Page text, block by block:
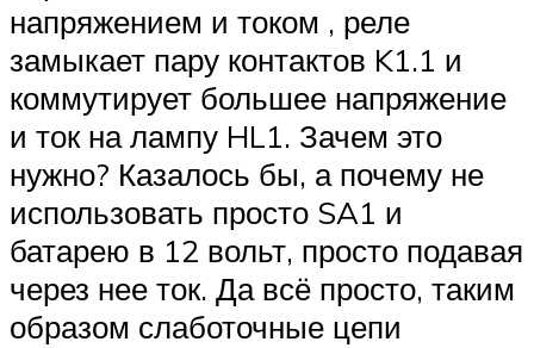
напряжением и током , реле
замыкает пару контактов K1.1 и
коммутирует большее напряжение
и ток на лампу HL1. Зачем это
нужно? Казалось бы, а почему не
использовать просто SA1 и
батарею в 12 вольт, просто подавая
через нее ток. Да всё просто, таким
образом слаботочные цепи